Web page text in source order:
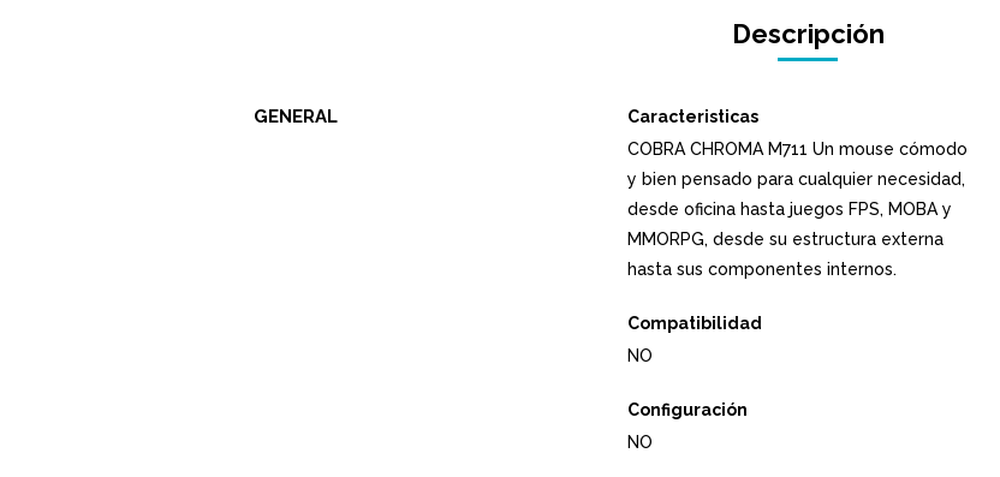
Descripción
GENERAL
Caracteristicas
COBRA CHROMA M711 Un mouse cómodo
y bien pensado para cualquier necesidad,
desde oficina hasta juegos FPS, MOBA y
MMORPG, desde su estructura externa
hasta sus componentes internos.
Compatibilidad
NO
Configuración
NO